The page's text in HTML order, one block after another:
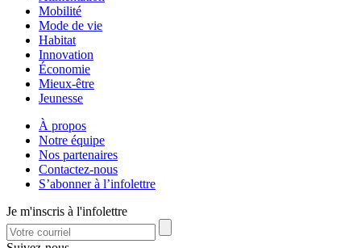
Mobilité
Mode de vie
Habitat
Innovation
Économie
Mieux-être
Jeunesse
À propos
Notre équipe
Nos partenaires
Contactez-nous
S’abonner à l’infolettre
Je m'inscris à l'infolettre